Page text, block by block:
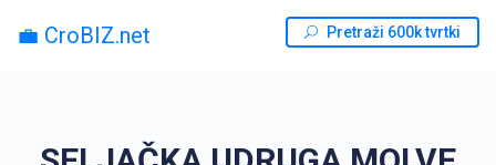
💼 CroBIZ.net Pretraži 600k tvrtki